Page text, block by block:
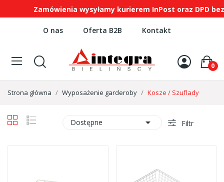
Zamówienia wysyłamy kurierem InPost oraz DPD
O nas Oferta B2B Kontakt
0
Strona główna Wyposażenie garderoby Kosze / Szuflady
Dostępne  Filtr